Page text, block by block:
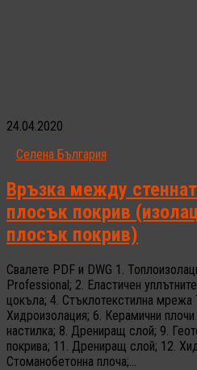
24.04.2020
Селена България
Връзка между
плосък покрив
плосък покрив)
Свалете PDF и DWG 1.
Professional; 2. Еластичен
цокъла; 4. Стъклотекстилна мрежа
Хидроизолация; 6. Керамични
настилка; 8. Дрениращ слой; 9.
покрива; 11. Дрениращ слой; 12.
Стоманобетонна плоча;...